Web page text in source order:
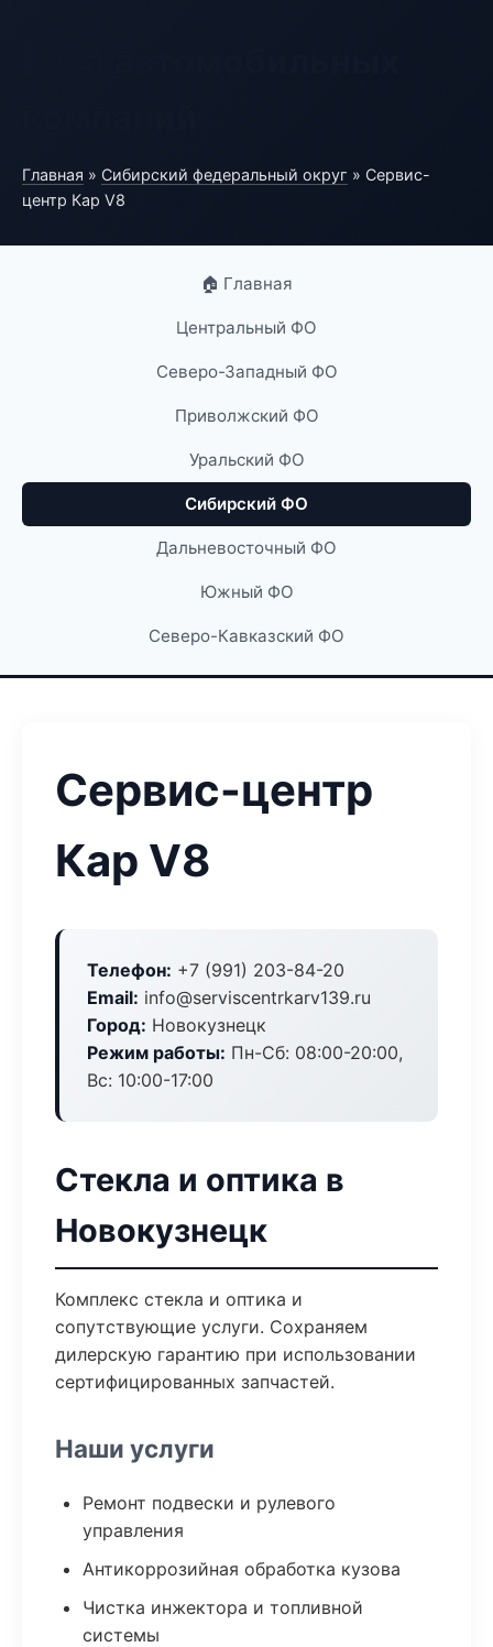
Главная » Сибирский федеральный округ » Сервис-
центр Кар V8
🏠 Главная
Центральный ФО
Северо-Западный ФО
Приволжский ФО
Уральский ФО
Сибирский ФО
Дальневосточный ФО
Южный ФО
Северо-Кавказский ФО
Сервис-центр
Кар V8
Телефон: +7 (991) 203-84-20
Email: info@serviscentrkarv139.ru
Город: Новокузнецк
Режим работы: Пн-Сб: 08:00-20:00,
Вс: 10:00-17:00
Стекла и оптика в
Новокузнецк
Комплекс стекла и оптика и
сопутствующие услуги. Сохраняем
дилерскую гарантию при использовании
сертифицированных запчастей.
Наши услуги
Ремонт подвески и рулевого
управления
Антикоррозийная обработка кузова
Чистка инжектора и топливной
системы